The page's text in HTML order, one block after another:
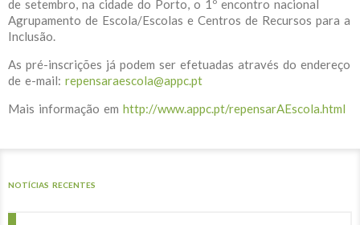
de setembro, na cidade do Porto, o 1º encontro nacional
Agrupamento de Escola/Escolas e Centros de Recursos para a
Inclusão.
As pré-inscrições já podem ser efetuadas através do endereço
de e-mail: repensaraescola@appc.pt
Mais informação em http://www.appc.pt/repensarAEscola.html
NOTÍCIAS RECENTES